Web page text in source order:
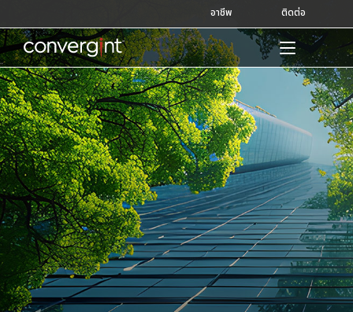
to
content
อาชีพ ติดต่อ
Home